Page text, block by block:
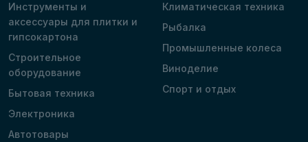
Инструменты и
аксессуары для плитки и
гипсокартона
Строительное
оборудование
Бытовая техника
Электроника
Автотовары
Климатическая техника
Рыбалка
Промышленные колеса
Виноделие
Спорт и отдых